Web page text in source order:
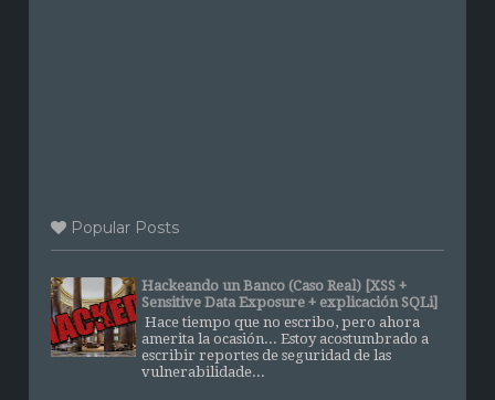
Popular Posts
Hackeando un Banco (Caso Real) [XSS +
Sensitive Data Exposure + explicación SQLi]
Hace tiempo que no escribo, pero ahora
amerita la ocasión... Estoy acostumbrado a
escribir reportes de seguridad de las
vulnerabilidade...